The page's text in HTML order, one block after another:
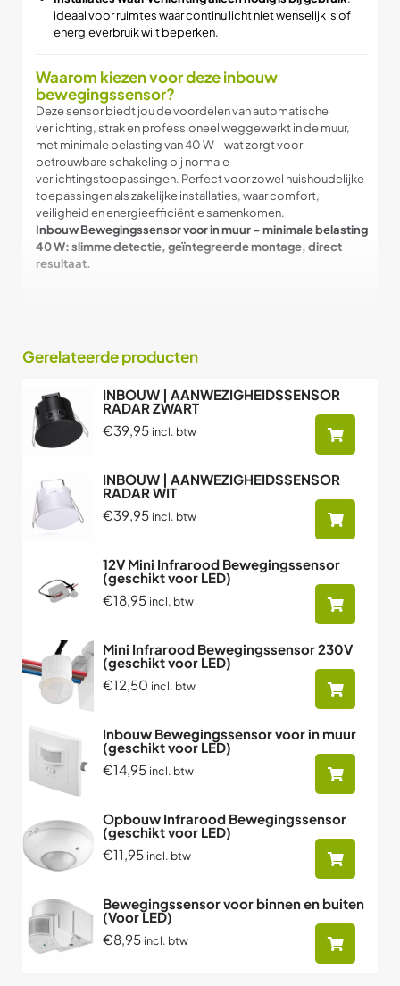
ideaal voor ruimtes waar continu licht niet wenselijk is of
energieverbruik wilt beperken.
Waarom kiezen voor deze inbouw
bewegingssensor?
Deze sensor biedt jou de voordelen van automatische
verlichting, strak en professioneel weggewerkt in de muur,
met minimale belasting van 40 W – wat zorgt voor
betrouwbare schakeling bij normale
verlichtingstoepassingen. Perfect voor zowel huishoudelijke
toepassingen als zakelijke installaties, waar comfort,
veiligheid en energie­efficiëntie samenkomen.
Inbouw Bewegingssensor voor in muur – minimale belasting
40 W: slimme detectie, geïntegreerde montage, direct
resultaat.
Gerelateerde producten
INBOUW | AANWEZIGHEIDSSENSOR
RADAR ZWART
€39,95 incl. btw
INBOUW | AANWEZIGHEIDSSENSOR
RADAR WIT
€39,95 incl. btw
12V Mini Infrarood Bewegingssensor
(geschikt voor LED)
€18,95 incl. btw
Mini Infrarood Bewegingssensor 230V
(geschikt voor LED)
€12,50 incl. btw
Inbouw Bewegingssensor voor in muur
(geschikt voor LED)
€14,95 incl. btw
Opbouw Infrarood Bewegingssensor
(geschikt voor LED)
€11,95 incl. btw
Bewegingssensor voor binnen en buiten
(Voor LED)
€8,95 incl. btw